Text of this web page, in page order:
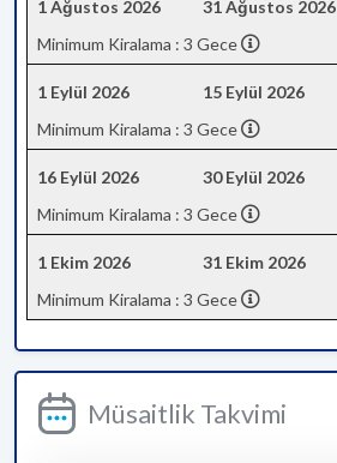
1 Ağustos 2026 31 Ağustos 2026
Minimum Kiralama : 3 Gece
1 Eylül 2026 15 Eylül 2026
Minimum Kiralama : 3 Gece
16 Eylül 2026 30 Eylül 2026
Minimum Kiralama : 3 Gece
1 Ekim 2026 31 Ekim 2026
Minimum Kiralama : 3 Gece
Müsaitlik Takvimi